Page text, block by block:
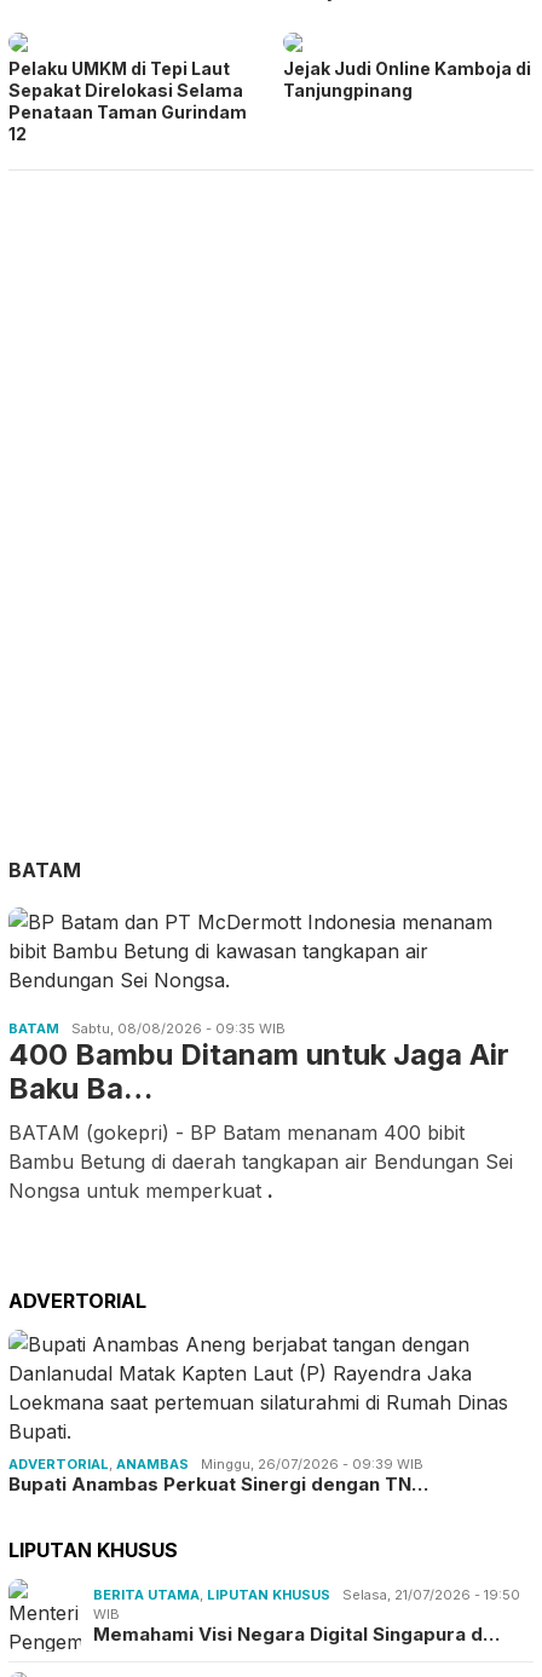
Pelaku UMKM di Tepi Laut
Sepakat Direlokasi Selama
Penataan Taman Gurindam
12
Jejak Judi Online Kamboja di
Tanjungpinang
BATAM
BATAM Sabtu, 08/08/2026 - 09:35 WIB
400 Bambu Ditanam untuk Jaga Air
Baku Ba…
BATAM (gokepri) - BP Batam menanam 400 bibit
Bambu Betung di daerah tangkapan air Bendungan Sei
Nongsa untuk memperkuat .
ADVERTORIAL
ADVERTORIAL, ANAMBAS Minggu, 26/07/2026 - 09:39 WIB
Bupati Anambas Perkuat Sinergi dengan TN…
LIPUTAN KHUSUS
BERITA UTAMA, LIPUTAN KHUSUS
Selasa, 21/07/2026 - 19:50
WIB
Memahami Visi Negara Digital Singapura d…